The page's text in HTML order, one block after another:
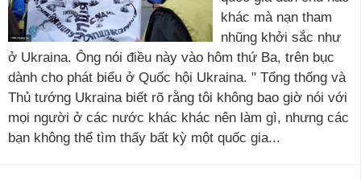
khác mà nạn tham
nhũng khởi sắc như
ở Ukraina. Ông nói điều này vào hôm thứ Ba, trên bục
dành cho phát biểu ở Quốc hội Ukraina. " Tổng thống và
Thủ tướng Ukraina biết rõ rằng tôi không bao giờ nói với
mọi người ở các nước khác khác nên làm gì, nhưng các
bạn không thể tìm thấy bất kỳ một quốc gia...